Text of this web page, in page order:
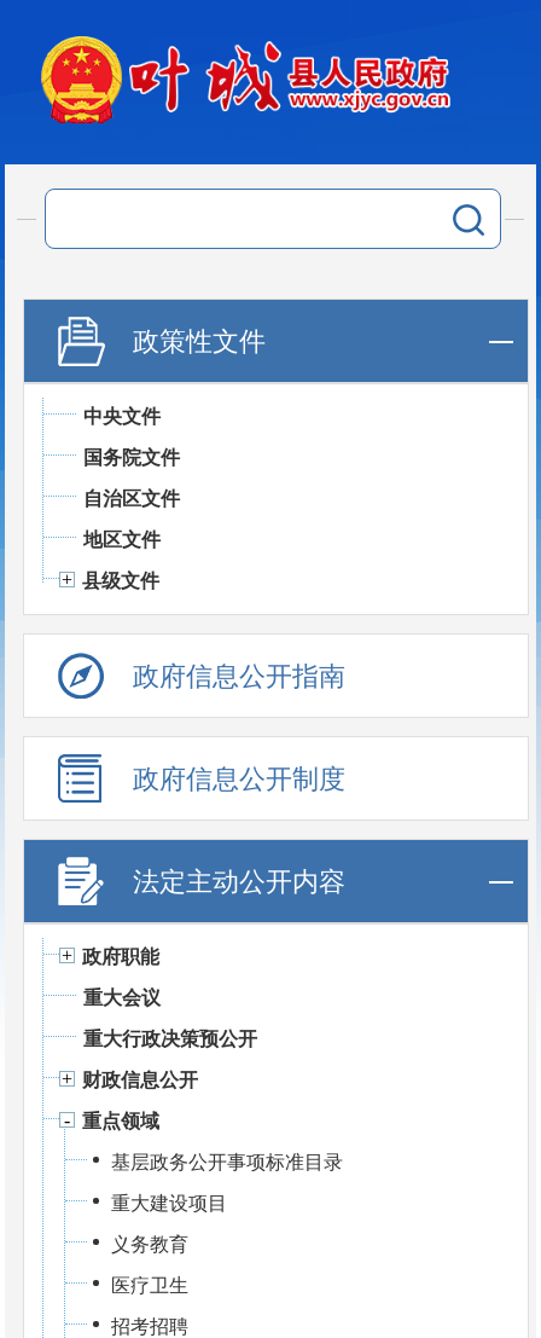
政策性文件
中央文件
国务院文件
自治区文件
地区文件
县级文件
政府信息公开指南
政府信息公开制度
法定主动公开内容
政府职能
重大会议
重大行政决策预公开
财政信息公开
重点领域
基层政务公开事项标准目录
重大建设项目
义务教育
医疗卫生
招考招聘